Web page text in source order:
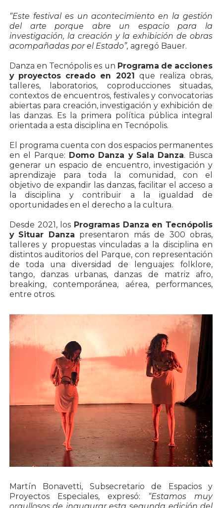
“Este festival es un acontecimiento en la gestión
del arte porque abre un espacio para la
investigación, la creación y la exhibición de obras
acompañadas por el Estado”, agregó Bauer.
Danza en Tecnópolis es un Programa de acciones
y proyectos creado en 2021 que realiza obras,
talleres, laboratorios, coproducciones situadas,
contextos de encuentros, festivales y convocatorias
abiertas para creación, investigación y exhibición de
las danzas. Es la primera política pública integral
orientada a esta disciplina en Tecnópolis.
El programa cuenta con dos espacios permanentes
en el Parque: Domo Danza y Sala Danza. Busca
generar un espacio de encuentro, investigación y
aprendizaje para toda la comunidad, con el
objetivo de expandir las danzas, facilitar el acceso a
la disciplina y contribuir a la igualdad de
oportunidades en el derecho a la cultura.
Desde 2021, los Programas Danza en Tecnópolis
y Situar Danza presentaron más de 300 obras,
talleres y propuestas vinculadas a la disciplina en
distintos auditorios del Parque, con representación
de toda una diversidad de lenguajes: folklore,
tango, danzas urbanas, danzas de matriz afro,
breaking, contemporánea, aérea, performances,
entre otros.
Martín Bonavetti, Subsecretario de Espacios y
Proyectos Especiales, expresó: “Estamos muy